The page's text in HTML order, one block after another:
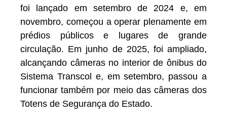
foi lançado em setembro de 2024 e, em
novembro, começou a operar plenamente em
prédios públicos e lugares de grande
circulação. Em junho de 2025, foi ampliado,
alcançando câmeras no interior de ônibus do
Sistema Transcol e, em setembro, passou a
funcionar também por meio das câmeras dos
Totens de Segurança do Estado.